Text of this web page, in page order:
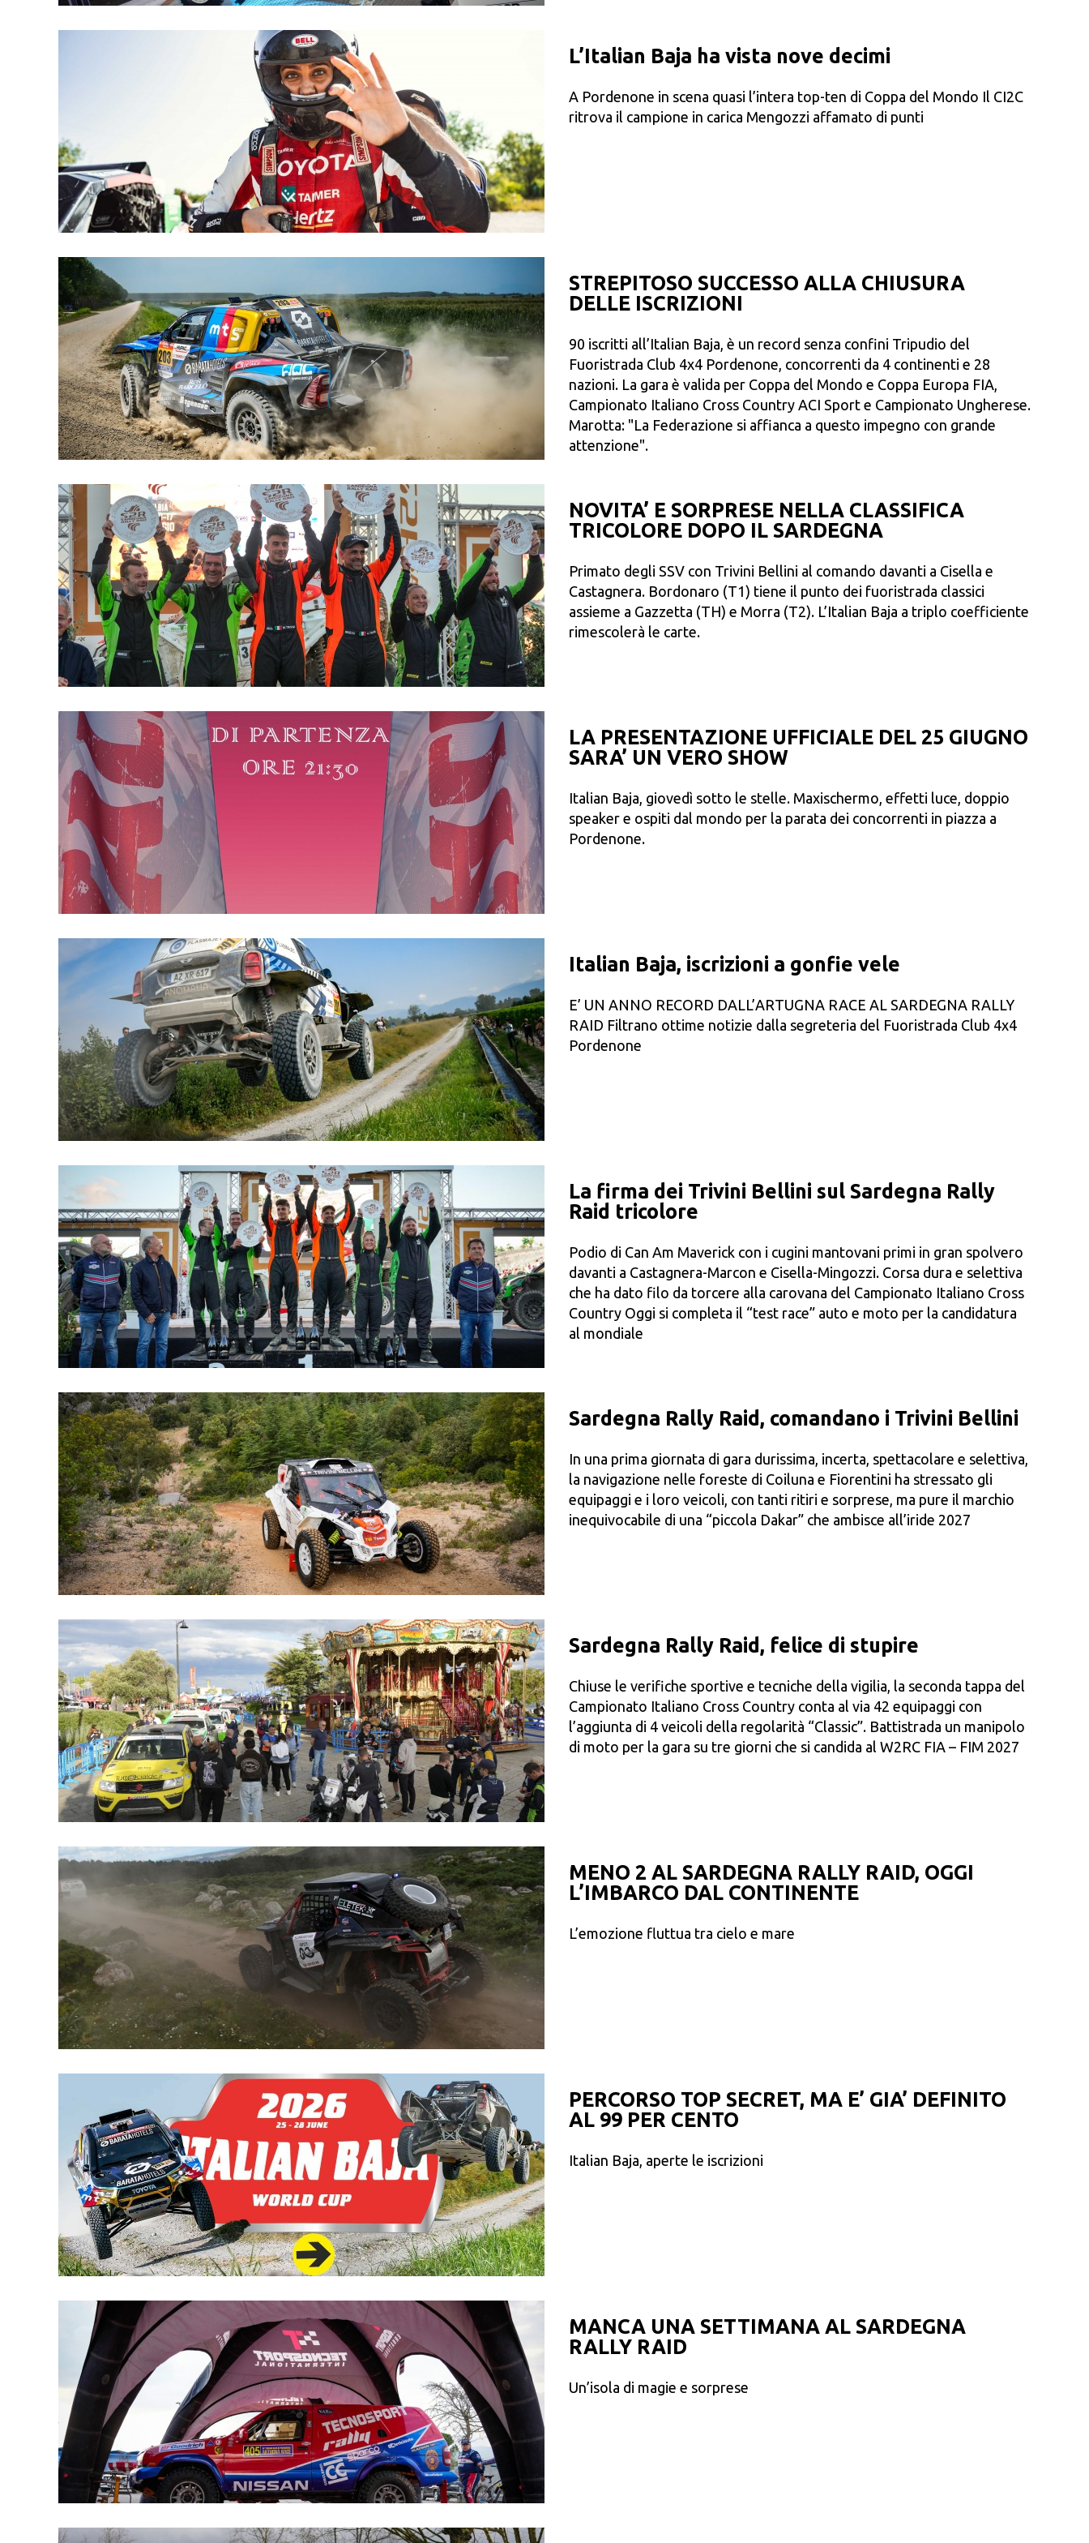
L’Italian Baja ha vista nove decimi
A Pordenone in scena quasi l’intera top-ten di Coppa del Mondo Il CI2C
ritrova il campione in carica Mengozzi affamato di punti
STREPITOSO SUCCESSO ALLA CHIUSURA
DELLE ISCRIZIONI
90 iscritti all’Italian Baja, è un record senza confini Tripudio del
Fuoristrada Club 4x4 Pordenone, concorrenti da 4 continenti e 28
nazioni. La gara è valida per Coppa del Mondo e Coppa Europa FIA,
Campionato Italiano Cross Country ACI Sport e Campionato Ungherese.
Marotta: "La Federazione si affianca a questo impegno con grande
attenzione".
NOVITA’ E SORPRESE NELLA CLASSIFICA
TRICOLORE DOPO IL SARDEGNA
Primato degli SSV con Trivini Bellini al comando davanti a Cisella e
Castagnera. Bordonaro (T1) tiene il punto dei fuoristrada classici
assieme a Gazzetta (TH) e Morra (T2). L’Italian Baja a triplo coefficiente
rimescolerà le carte.
LA PRESENTAZIONE UFFICIALE DEL 25 GIUGNO
SARA’ UN VERO SHOW
Italian Baja, giovedì sotto le stelle. Maxischermo, effetti luce, doppio
speaker e ospiti dal mondo per la parata dei concorrenti in piazza a
Pordenone.
Italian Baja, iscrizioni a gonfie vele
E’ UN ANNO RECORD DALL’ARTUGNA RACE AL SARDEGNA RALLY
RAID Filtrano ottime notizie dalla segreteria del Fuoristrada Club 4x4
Pordenone
La firma dei Trivini Bellini sul Sardegna Rally
Raid tricolore
Podio di Can Am Maverick con i cugini mantovani primi in gran spolvero
davanti a Castagnera-Marcon e Cisella-Mingozzi. Corsa dura e selettiva
che ha dato filo da torcere alla carovana del Campionato Italiano Cross
Country Oggi si completa il “test race” auto e moto per la candidatura
al mondiale
Sardegna Rally Raid, comandano i Trivini Bellini
In una prima giornata di gara durissima, incerta, spettacolare e selettiva,
la navigazione nelle foreste di Coiluna e Fiorentini ha stressato gli
equipaggi e i loro veicoli, con tanti ritiri e sorprese, ma pure il marchio
inequivocabile di una “piccola Dakar” che ambisce all’iride 2027
Sardegna Rally Raid, felice di stupire
Chiuse le verifiche sportive e tecniche della vigilia, la seconda tappa del
Campionato Italiano Cross Country conta al via 42 equipaggi con
l’aggiunta di 4 veicoli della regolarità “Classic”. Battistrada un manipolo
di moto per la gara su tre giorni che si candida al W2RC FIA – FIM 2027
MENO 2 AL SARDEGNA RALLY RAID, OGGI
L’IMBARCO DAL CONTINENTE
L’emozione fluttua tra cielo e mare
PERCORSO TOP SECRET, MA E’ GIA’ DEFINITO
AL 99 PER CENTO
Italian Baja, aperte le iscrizioni
MANCA UNA SETTIMANA AL SARDEGNA
RALLY RAID
Un’isola di magie e sorprese